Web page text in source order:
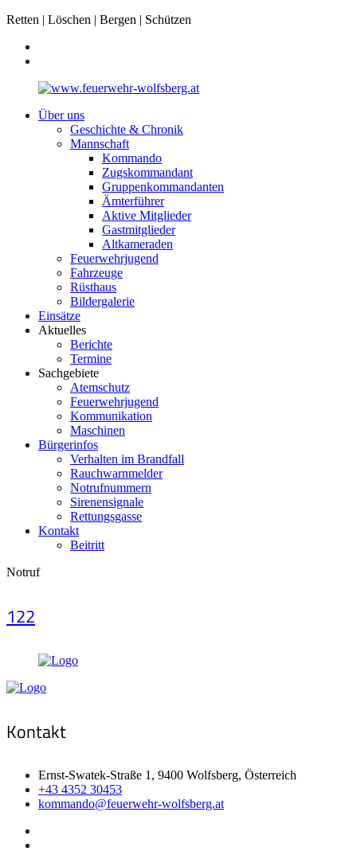
Retten | Löschen | Bergen | Schützen
Über uns
Geschichte & Chronik
Mannschaft
Kommando
Zugskommandant
Gruppenkommandanten
Ämterführer
Aktive Mitglieder
Gastmitglieder
Altkameraden
Feuerwehrjugend
Fahrzeuge
Rüsthaus
Bildergalerie
Einsätze
Aktuelles
Berichte
Termine
Sachgebiete
Atemschutz
Feuerwehrjugend
Kommunikation
Maschinen
Bürgerinfos
Verhalten im Brandfall
Rauchwarnmelder
Notrufnummern
Sirenensignale
Rettungsgasse
Kontakt
Beitritt
Notruf
122
Kontakt
Ernst-Swatek-Straße 1, 9400 Wolfsberg, Österreich
+43 4352 30453
kommando@feuerwehr-wolfsberg.at